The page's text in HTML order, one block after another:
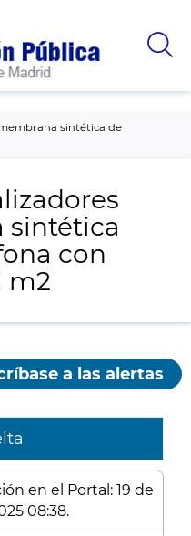
sintética de
sintética
con
m2
a las alertas
en el Portal: 19 de
08:38.